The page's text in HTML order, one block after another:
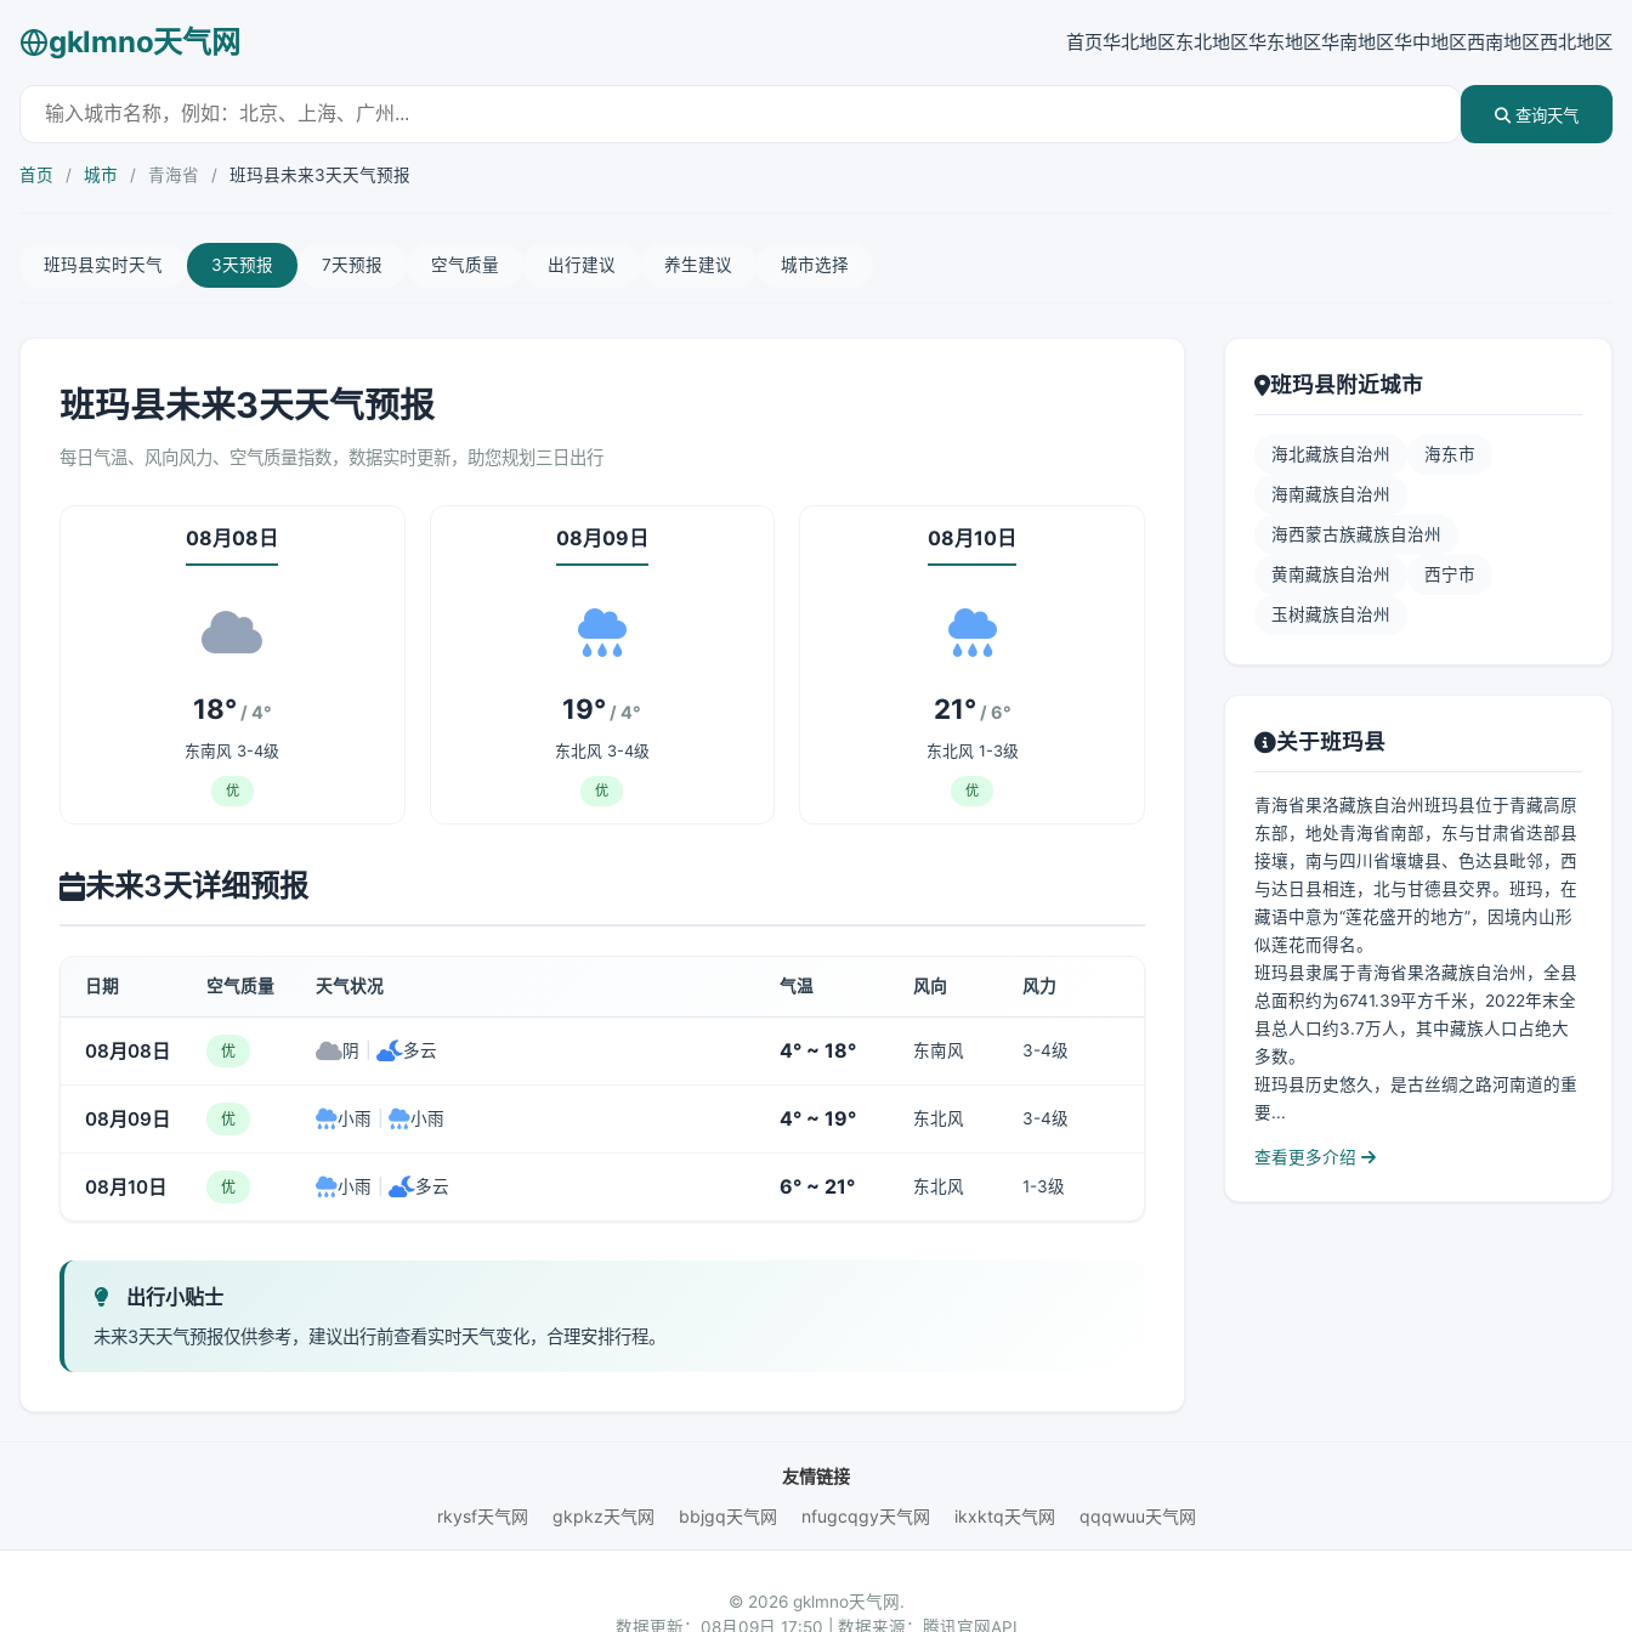
gklmno天气网 首页华北地区东北地区华东地区华南地区华中地区西南地区西北地区
查询天气
首页 / 城市 / 青海省 / 班玛县未来3天天气预报
班玛县实时天气 3天预报 7天预报 空气质量 出行建议 养生建议 城市选择
班玛县未来3天天气预报
每日气温、风向风力、空气质量指数，数据实时更新，助您规划三日出行
08月08日
18° / 4°
东南风 3-4级
优
08月09日
19° / 4°
东北风 3-4级
优
08月10日
21° / 6°
东北风 1-3级
优
未来3天详细预报
日期 空气质量 天气状况 气温 风向 风力
08月08日 优 阴 多云 4° ~ 18° 东南风 3-4级
08月09日 优 小雨 小雨 4° ~ 19° 东北风 3-4级
08月10日 优 小雨 多云 6° ~ 21° 东北风 1-3级
出行小贴士
未来3天天气预报仅供参考，建议出行前查看实时天气变化，合理安排行程。
班玛县附近城市
海北藏族自治州 海东市
海南藏族自治州
海西蒙古族藏族自治州
黄南藏族自治州 西宁市
玉树藏族自治州
关于班玛县
青海省果洛藏族自治州班玛县位于青藏高原
东部，地处青海省南部，东与甘肃省迭部县
接壤，南与四川省壤塘县、色达县毗邻，西
与达日县相连，北与甘德县交界。班玛，在
藏语中意为“莲花盛开的地方”，因境内山形
似莲花而得名。
班玛县隶属于青海省果洛藏族自治州，全县
总面积约为6741.39平方千米，2022年末全
县总人口约3.7万人，其中藏族人口占绝大
多数。
班玛县历史悠久，是古丝绸之路河南道的重
要...
查看更多介绍
友情链接
rkysf天气网
gkpkz天气网 bbjgq天气网 nfugcqgy天气网 ikxktq天气网 qqqwuu天气网
© 2026 gklmno天气网.
数据更新：08月09日 17:50 | 数据来源：腾讯官网API